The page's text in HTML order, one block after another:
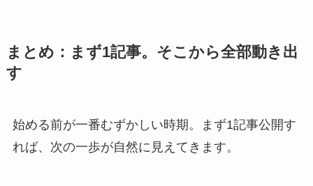
まとめ：まず1記事。そこから全部動き出
す
始める前が一番むずかしい時期。まず1記事公開す
れば、次の一歩が自然に見えてきます。